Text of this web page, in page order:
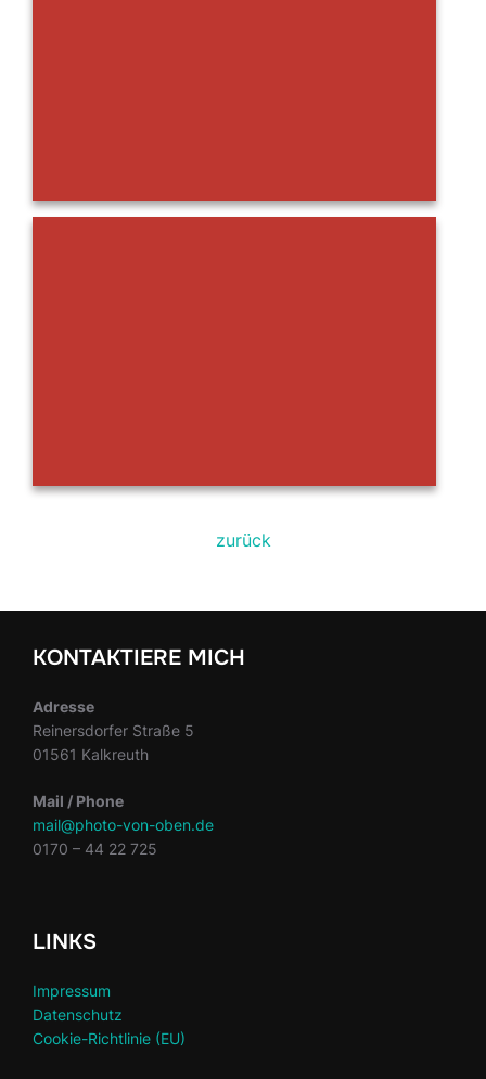
zurück
KONTAKTIERE MICH
Adresse
Reinersdorfer Straße 5
01561 Kalkreuth
Mail / Phone
mail@photo-von-oben.de
0170 – 44 22 725
LINKS
Impressum
Datenschutz
Cookie-Richtlinie (EU)